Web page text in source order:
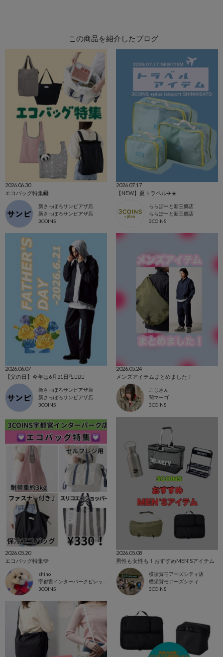
この商品を紹介したブログ
2026.06.30
エコバッグ特集🛍️
新さっぽろサンピアザ店
新さっぽろサンピアザ店
3COINS
2026.07.17
【NEW】夏トラベル✈️☀️
ららぽーと新三郷店
ららぽーと新三郷店
3COINS
2026.06.07
【父の日】今年は6月21日🫗💁🏻‍♂️
新さっぽろサンピアザ店
新さっぽろサンピアザ店
3COINS
2026.05.24
メンズアイテムまとめました！
こじさん
関マーゴ
3COINS
2026.05.20
エコバッグ特集🩵
shino
3COINS
2026.05.08
男性も女性も！おすすめMEN'Sアイテム
横須賀モアーズシティ店
横須賀モアーズシティ
3COINS